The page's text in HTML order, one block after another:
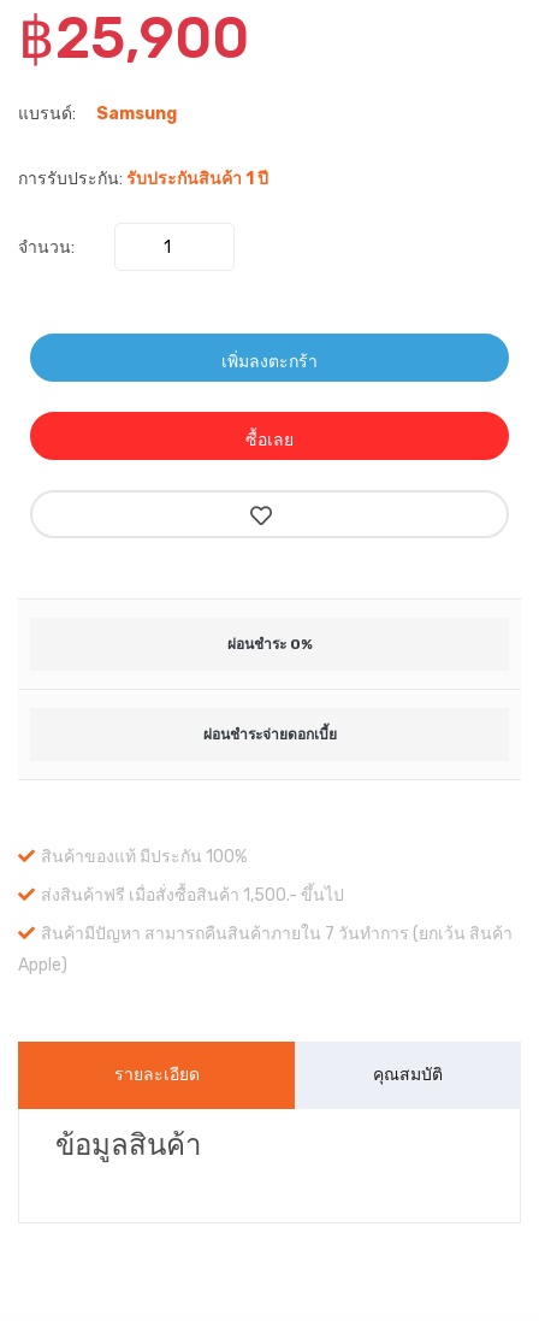
฿25,900
แบรนด์: Samsung
การรับประกัน: รับประกันสินค้า 1 ปี
จำนวน:
เพิ่มลงตะกร้า
ซื้อเลย
ผ่อนชำระ 0%
ผ่อนชำระจ่ายดอกเบี้ย
สินค้าของแท้ มีประกัน 100%
ส่งสินค้าฟรี เมื่อสั่งซื้อสินค้า 1,500.- ขึ้นไป
สินค้ามีปัญหา สามารถคืนสินค้าภายใน 7 วันทำการ (ยกเว้น สินค้า
Apple)
รายละเอียด คุณสมบัติ
ข้อมูลสินค้า